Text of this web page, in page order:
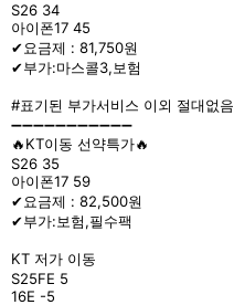
S26 34
아이폰17 45
✔요금제 : 81,750원
✔부가:마스콜3,보험
#표기된 부가서비스 이외 절대없음
➖➖➖➖➖➖➖➖➖➖➖
🔥KT이동 선약특가🔥
S26 35
아이폰17 59
✔요금제 : 82,500원
✔부가:보험,필수팩
KT 저가 이동
S25FE 5
16E -5